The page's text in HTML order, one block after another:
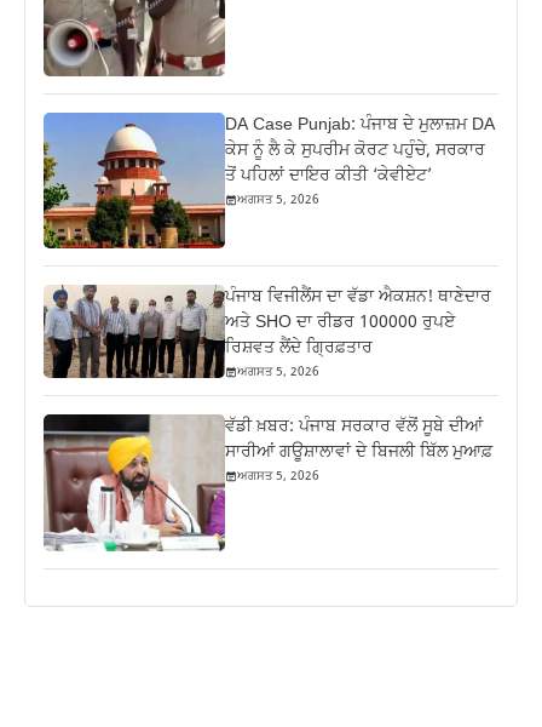
DA Case Punjab: ਪੰਜਾਬ ਦੇ ਮੁਲਾਜ਼ਮ DA
ਕੇਸ ਨੂੰ ਲੈ ਕੇ ਸੁਪਰੀਮ ਕੋਰਟ ਪਹੁੰਚੇ, ਸਰਕਾਰ
ਤੋਂ ਪਹਿਲਾਂ ਦਾਇਰ ਕੀਤੀ ‘ਕੇਵੀਏਟ’
ਅਗਸਤ 5, 2026
ਪੰਜਾਬ ਵਿਜੀਲੈਂਸ ਦਾ ਵੱਡਾ ਐਕਸ਼ਨ! ਥਾਣੇਦਾਰ
ਅਤੇ SHO ਦਾ ਰੀਡਰ 100000 ਰੁਪਏ
ਰਿਸ਼ਵਤ ਲੈਂਦੇ ਗ੍ਰਿਫ਼ਤਾਰ
ਅਗਸਤ 5, 2026
ਵੱਡੀ ਖ਼ਬਰ: ਪੰਜਾਬ ਸਰਕਾਰ ਵੱਲੋਂ ਸੂਬੇ ਦੀਆਂ
ਸਾਰੀਆਂ ਗਊਸ਼ਾਲਾਵਾਂ ਦੇ ਬਿਜਲੀ ਬਿੱਲ ਮੁਆਫ਼
ਅਗਸਤ 5, 2026